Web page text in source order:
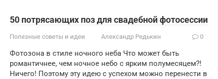
50 потрясающих поз для свадебной фотосессии
Полезные советы и идеи Александр Редькин 0
Фотозона в стиле ночного неба Что может быть
романтичнее, чем ночное небо с ярким полумесяцем?!
Ничего! Поэтому эту идею с успехом можно перенести в